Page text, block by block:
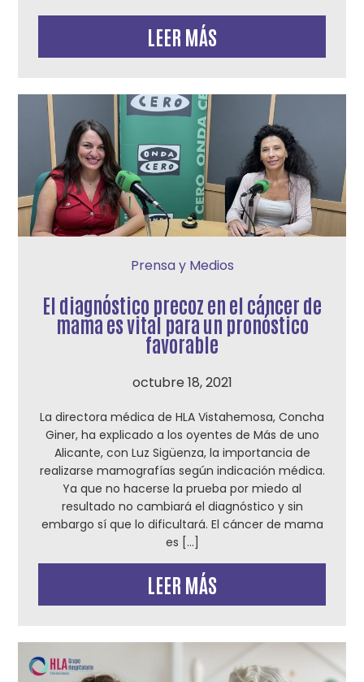
LEER MÁS
Prensa y Medios
El diagnóstico precoz en el cáncer de
mama es vital para un pronóstico
favorable
octubre 18, 2021
La directora médica de HLA Vistahemosa, Concha
Giner, ha explicado a los oyentes de Más de uno
Alicante, con Luz Sigüenza, la importancia de
realizarse mamografías según indicación médica.
Ya que no hacerse la prueba por miedo al
resultado no cambiará el diagnóstico y sin
embargo sí que lo dificultará. El cáncer de mama
es […]
LEER MÁS